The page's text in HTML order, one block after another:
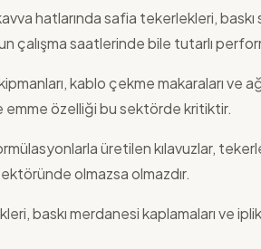
hatlarında safia tekerlekleri,
çalışma saatlerinde bile tutarlı
kablo çekme makaraları ve
emme özelliği bu sektörde kritiktir.
üretilen kılavuzlar,
olmazsa olmazdır.
baskı merdanesi kaplamaları ve iplik